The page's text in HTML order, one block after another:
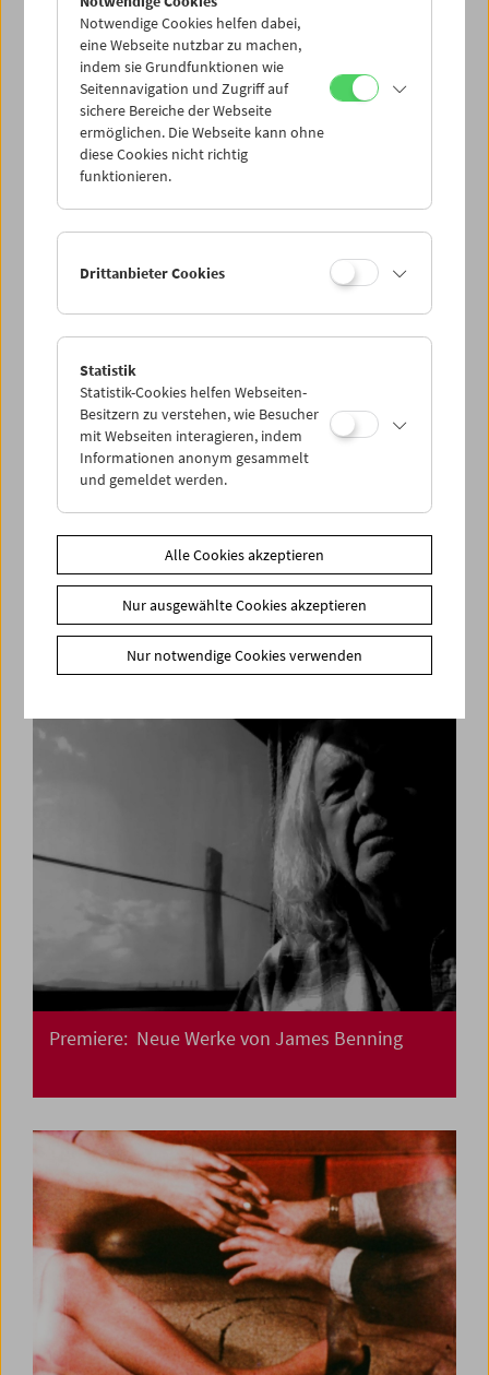
Nachmittagskino
Nach Ilse Aichinger
The Last Machine
Analoge Filmkunst aus Berlin, Paris, Wien
Premiere: Neue Werke von James Benning
Notwendige Cookies helfen dabei,
eine Webseite nutzbar zu machen,
indem sie Grundfunktionen wie
Seitennavigation und Zugriff auf
sichere Bereiche der Webseite
ermöglichen. Die Webseite kann ohne
diese Cookies nicht richtig
funktionieren.
Drittanbieter Cookies
Statistik
Statistik-Cookies helfen Webseiten-
Besitzern zu verstehen, wie Besucher
mit Webseiten interagieren, indem
Informationen anonym gesammelt
und gemeldet werden.
Alle Cookies akzeptieren
Nur ausgewählte Cookies akzeptieren
Nur notwendige Cookies verwenden